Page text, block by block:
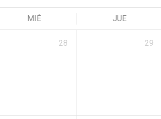
MIÉ JUE
28 29